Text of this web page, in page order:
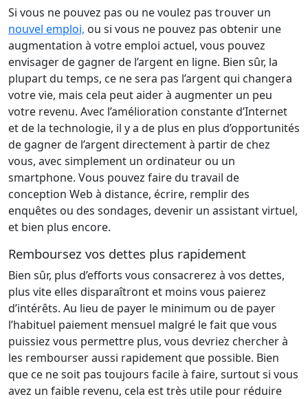
Si vous ne pouvez pas ou ne voulez pas trouver un
nouvel emploi, ou si vous ne pouvez pas obtenir une
augmentation à votre emploi actuel, vous pouvez
envisager de gagner de l’argent en ligne. Bien sûr, la
plupart du temps, ce ne sera pas l’argent qui changera
votre vie, mais cela peut aider à augmenter un peu
votre revenu. Avec l’amélioration constante d’Internet
et de la technologie, il y a de plus en plus d’opportunités
de gagner de l’argent directement à partir de chez
vous, avec simplement un ordinateur ou un
smartphone. Vous pouvez faire du travail de
conception Web à distance, écrire, remplir des
enquêtes ou des sondages, devenir un assistant virtuel,
et bien plus encore.
Remboursez vos dettes plus rapidement
Bien sûr, plus d’efforts vous consacrerez à vos dettes,
plus vite elles disparaîtront et moins vous paierez
d’intérêts. Au lieu de payer le minimum ou de payer
l’habituel paiement mensuel malgré le fait que vous
puissiez vous permettre plus, vous devriez chercher à
les rembourser aussi rapidement que possible. Bien
que ce ne soit pas toujours facile à faire, surtout si vous
avez un faible revenu, cela est très utile pour réduire